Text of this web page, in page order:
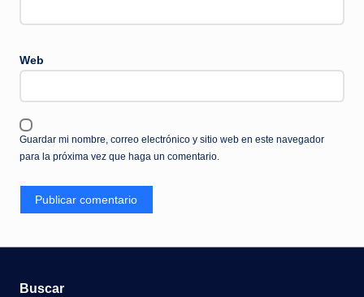
Web
Guardar mi nombre, correo electrónico y sitio web en este navegador
para la próxima vez que haga un comentario.
Buscar